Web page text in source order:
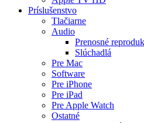
Príslušenstvo
Tlačiarne
Audio
Prenosné
Slúchadlá
Pre Mac
Software
Pre iPhone
Pre iPad
Pre Apple Watch
Ostatné